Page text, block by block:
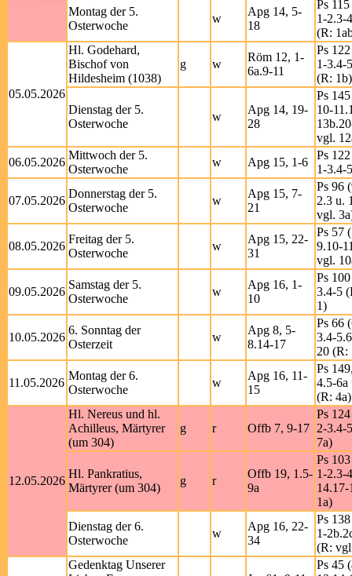
Montag der 5.
Osterwoche
w
Apg 14, 5-
18
Ps
1-2.3-
(R:
05.05.2026
Hl. Godehard,
Bischof von
Hildesheim (1038)
g w
Röm 12, 1-
6a.9-11
Ps
1-3.4-
(R: 1b)
Dienstag der 5.
Osterwoche
w
Apg 14, 19-
28
Ps
10-
vgl.
06.05.2026
Mittwoch der 5.
Osterwoche
w Apg 15, 1-6
Ps
1-3.4-
07.05.2026
Donnerstag der 5.
Osterwoche
w
Apg 15, 7-
21
Ps 96
2.3 u.
vgl.
08.05.2026
Freitag der 5.
Osterwoche
w
Apg 15, 22-
31
Ps 57
9.10-
vgl.
09.05.2026
Samstag der 5.
Osterwoche
w
Apg 16, 1-
10
Ps
3.4-5
1)
10.05.2026
6. Sonntag der
Osterzeit
w
Apg 8, 5-
8.14-17
Ps 66
3.4-
20 (R:
11.05.2026
Montag der 6.
Osterwoche
w
Apg 16, 11-
15
Ps
4.5-6a
(R: 4a)
12.05.2026
Hl. Nereus und hl.
Achilleus, Märtyrer
(um 304)
g r Offb 7, 9-17
Ps
2-3.4-
7a)
Hl. Pankratius,
Märtyrer (um 304)
g r
Offb 19, 1.5-
9a
Ps
1-2.3-
14.17-
1a)
Dienstag der 6.
Osterwoche
w
Apg 16, 22-
34
Ps
1-
(R:
Gedenktag Unserer
Ps 45